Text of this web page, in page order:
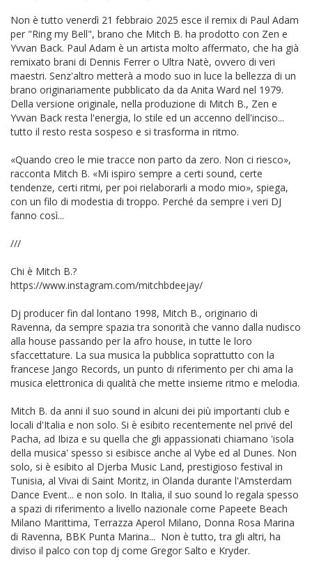
Non è tutto venerdì 21 febbraio 2025 esce il remix di Paul Adam
per "Ring my Bell", brano che Mitch B. ha prodotto con Zen e
Yvvan Back. Paul Adam è un artista molto affermato, che ha già
remixato brani di Dennis Ferrer o Ultra Natè, ovvero di veri
maestri. Senz'altro metterà a modo suo in luce la bellezza di un
brano originariamente pubblicato da da Anita Ward nel 1979.
Della versione originale, nella produzione di Mitch B., Zen e
Yvvan Back resta l'energia, lo stile ed un accenno dell'inciso...
tutto il resto resta sospeso e si trasforma in ritmo.
«Quando creo le mie tracce non parto da zero. Non ci riesco»,
racconta Mitch B. «Mi ispiro sempre a certi sound, certe
tendenze, certi ritmi, per poi rielaborarli a modo mio», spiega,
con un filo di modestia di troppo. Perché da sempre i veri DJ
fanno così...
///
Chi è Mitch B.?
https://www.instagram.com/mitchbdeejay/
Dj producer fin dal lontano 1998, Mitch B., originario di
Ravenna, da sempre spazia tra sonorità che vanno dalla nudisco
alla house passando per la afro house, in tutte le loro
sfaccettature. La sua musica la pubblica soprattutto con la
francese Jango Records, un punto di riferimento per chi ama la
musica elettronica di qualità che mette insieme ritmo e melodia.
Mitch B. da anni il suo sound in alcuni dei più importanti club e
locali d'Italia e non solo. Si è esibito recentemente nel privé del
Pacha, ad Ibiza e su quella che gli appassionati chiamano 'isola
della musica' spesso si esibisce anche al Vybe ed al Dunes. Non
solo, si è esibito al Djerba Music Land, prestigioso festival in
Tunisia, al Vivai di Saint Moritz, in Olanda durante l'Amsterdam
Dance Event... e non solo. In Italia, il suo sound lo regala spesso
a spazi di riferimento a livello nazionale come Papeete Beach
Milano Marittima, Terrazza Aperol Milano, Donna Rosa Marina
di Ravenna, BBK Punta Marina... Non è tutto, tra gli altri, ha
diviso il palco con top dj come Gregor Salto e Kryder.